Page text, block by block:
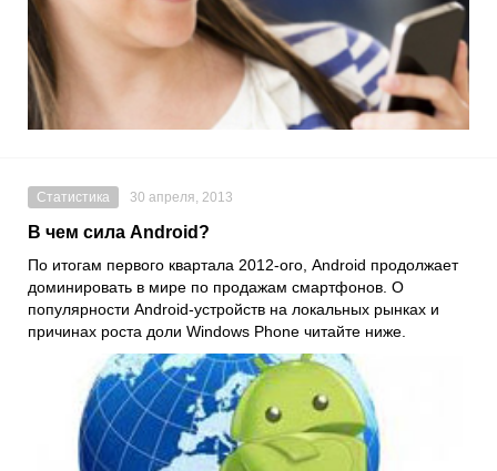
Статистика 30 апреля, 2013
В чем сила Android?
По итогам первого квартала 2012-ого, Android продолжает
доминировать в мире по продажам смартфонов. О
популярности Android-устройств на локальных рынках и
причинах роста доли Windows Phone читайте ниже.